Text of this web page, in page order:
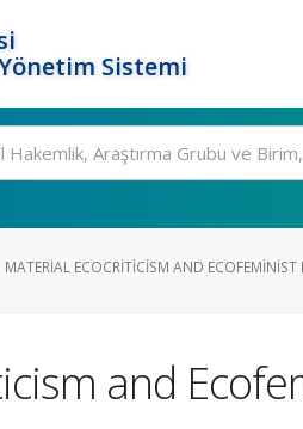
Sistemi
MATERIAL ECOCRITICISM AND ECOFEMINIST
and